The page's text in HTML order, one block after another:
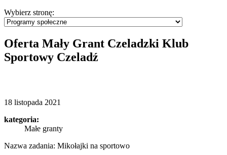
Wybierz stronę:
Oferta Mały Grant Czeladzki Klub
Sportowy Czeladź
18 listopada 2021
kategoria:
Małe granty
Nazwa zadania: Mikołajki na sportowo